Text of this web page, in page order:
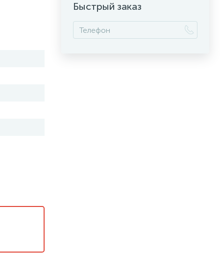
Быстрый заказ